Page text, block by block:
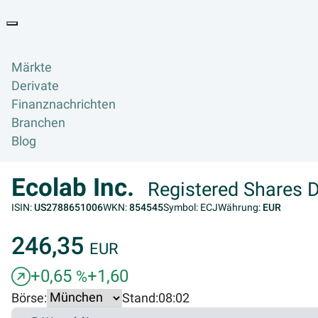
Märkte
Derivate
Finanznachrichten
Branchen
Blog
Ecolab Inc. Registered Shares
ISIN:US2788651006WKN:854545Symbol: ECJWährung: EUR
246,35 EUR
+0,65 %+1,60
Börse: Stand:08:02